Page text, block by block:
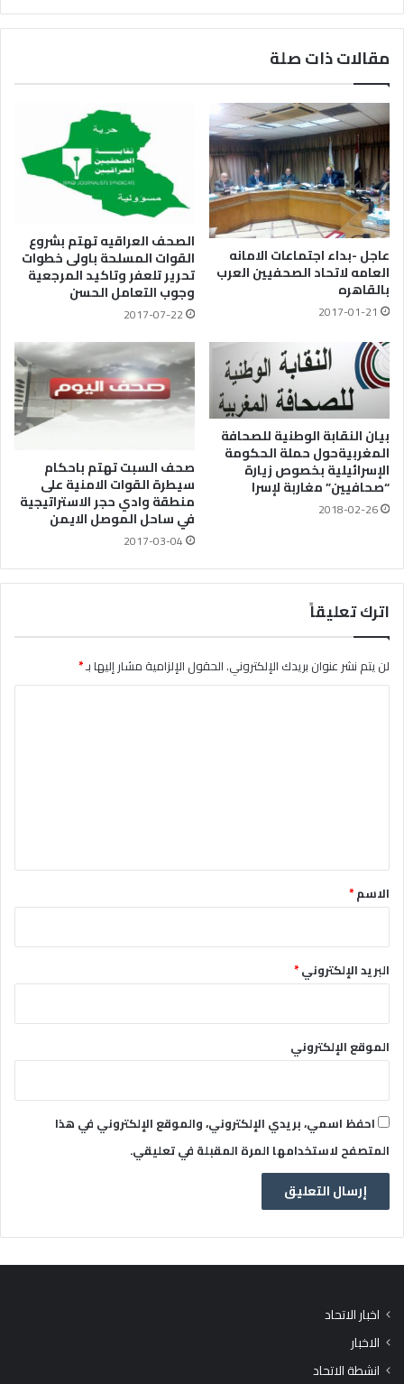
مقالات ذات صلة
عاجل -بداء اجتماعات الامانه
العامه لاتحاد الصحفيين العرب
بالقاهره
2017-01-21
الصحف العراقيه تهتم بشروع
القوات المسلحة باولى خطوات
تحرير تلعفر وتاكيد المرجعية
وجوب التعامل الحسن
2017-07-22
بيان النقابة الوطنية للصحافة
المغربيةحول حملة الحكومة
الإسرائيلية بخصوص زيارة
“صحافيين” مغاربة لإسرا
2018-02-26
صحف السبت تهتم باحكام
سيطرة القوات الامنية على
منطقة وادي حجر الاستراتيجية
في ساحل الموصل الايمن
2017-03-04
اترك تعليقاً
لن يتم نشر عنوان بريدك الإلكتروني.الحقول الإلزامية مشار إليها بـ*
*الاسم*
البريد الإلكتروني*
الموقع الإلكتروني
احفظ اسمي، بريدي الإلكتروني، والموقع الإلكتروني في هذا
المتصفح لاستخدامها المرة المقبلة في تعليقي.
اخبار الاتحاد
الاخبار
انشطة الاتحاد